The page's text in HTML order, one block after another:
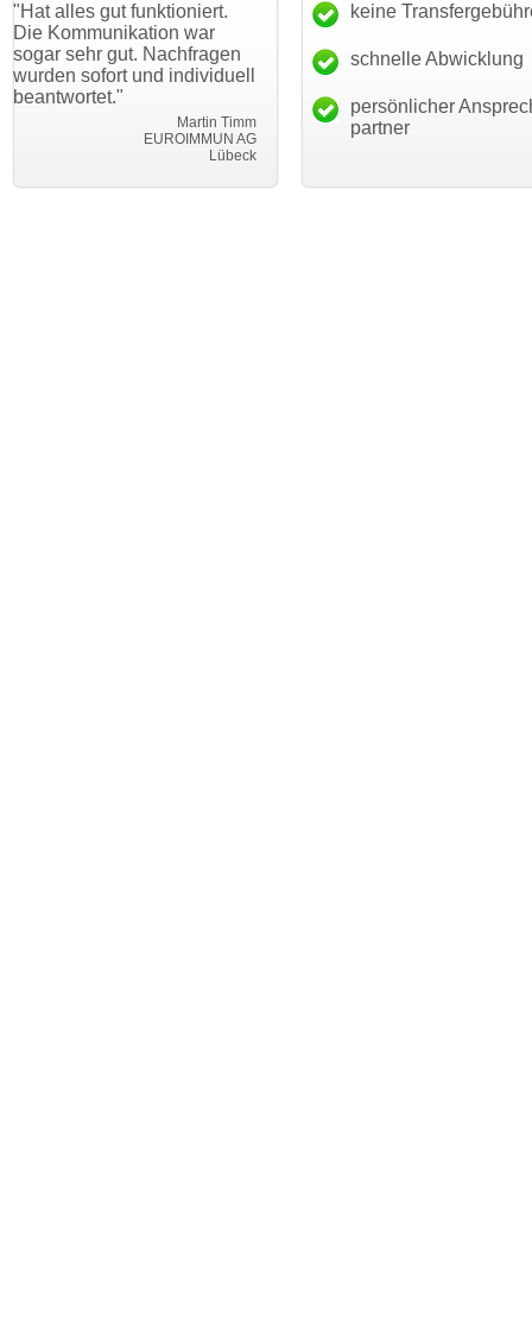
funktioniert.
war
Nachfragen
und individuell
"Danke für den schnellen
Transfer und guten Service!"
Thomas Schäfer
i can eckert communication GmbH
"Ich bin
haben.
mein
keine
schnelle Abwicklung
persönlicher
partner